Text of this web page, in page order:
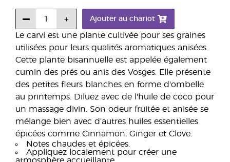
Le carvi est une plante cultivée pour ses graines
utilisées pour leurs qualités aromatiques anisées.
Cette plante bisannuelle est appelée également
cumin des prés ou anis des Vosges. Elle présente
des petites fleurs blanches en forme d'ombelle
au printemps. Diluez avec de l'huile de coco pour
un massage divin. Son odeur fruitée et anisée se
mélange bien avec d’autres huiles essentielles
épicées comme Cinnamon, Ginger et Clove.
Notes chaudes et épicées.
Appliquez localement pour créer une
Ajouter au chariot